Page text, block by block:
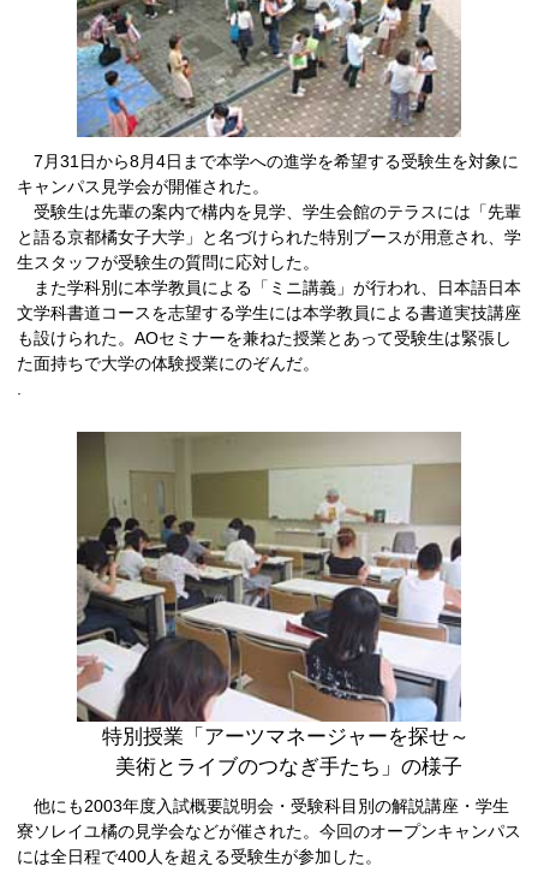
7月31日から8月4日まで本学への進学を希望する受験生を対象に
キャンパス見学会が開催された。
受験生は先輩の案内で構内を見学、学生会館のテラスには「先輩
と語る京都橘女子大学」と名づけられた特別ブースが用意され、学
生スタッフが受験生の質問に応対した。
また学科別に本学教員による「ミニ講義」が行われ、日本語日本
文学科書道コースを志望する学生には本学教員による書道実技講座
も設けられた。AOセミナーを兼ねた授業とあって受験生は緊張し
た面持ちで大学の体験授業にのぞんだ。
特別授業「アーツマネージャーを探せ～
美術とライブのつなぎ手たち」の様子
他にも2003年度入試概要説明会・受験科目別の解説講座・学生
寮ソレイユ橘の見学会などが催された。今回のオープンキャンパス
には全日程で400人を超える受験生が参加した。